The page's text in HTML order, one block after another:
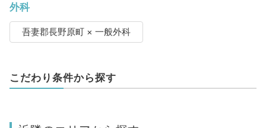
外科
吾妻郡長野原町 × 一般外科
こだわり条件から探す